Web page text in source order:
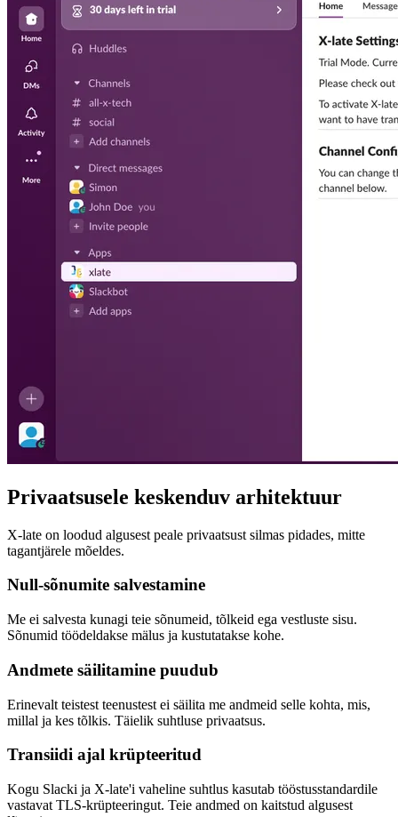
Privaatsusele keskenduv arhitektuur
X-late on loodud algusest peale privaatsust silmas pidades, mitte
tagantjärele mõeldes.
Null-sõnumite salvestamine
Me ei salvesta kunagi teie sõnumeid, tõlkeid ega vestluste sisu.
Sõnumid töödeldakse mälus ja kustutatakse kohe.
Andmete säilitamine puudub
Erinevalt teistest teenustest ei säilita me andmeid selle kohta, mis,
millal ja kes tõlkis. Täielik suhtluse privaatsus.
Transiidi ajal krüpteeritud
Kogu Slacki ja X-late'i vaheline suhtlus kasutab tööstusstandardile
vastavat TLS-krüpteeringut. Teie andmed on kaitstud algusest